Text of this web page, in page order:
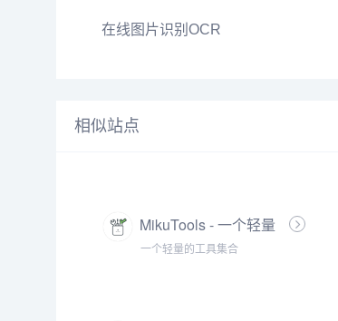
在线图片识别OCR
相似站点
MikuTools - 一个轻量
的工具集合
一个轻量的工具集合